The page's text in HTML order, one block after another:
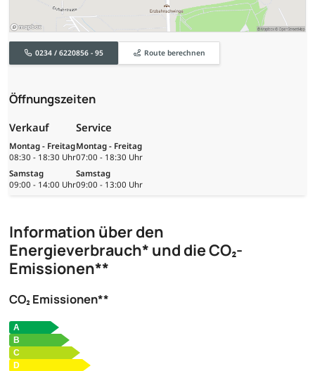
0234 / 6220856 - 95 Route berechnen
Öffnungszeiten
Verkauf
Montag - Freitag
08:30 - 18:30 Uhr
Samstag
09:00 - 14:00 Uhr
Service
Montag - Freitag
07:00 - 18:30 Uhr
Samstag
09:00 - 13:00 Uhr
Information über den
Energieverbrauch* und die CO₂-
Emissionen**
CO₂ Emissionen**